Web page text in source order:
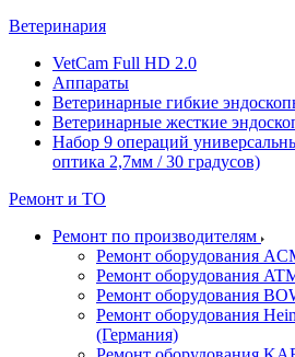
Ветеринария
VetCam Full HD 2.0
Аппараты
Ветеринарные гибкие
Ветеринарные жесткие
Набор 9 операций
оптика 2,7мм / 30 градусов)
Ремонт и ТО
Ремонт по производителям
Ремонт оборудования
Ремонт оборудования
Ремонт оборудования
Ремонт оборудования
(Германия)